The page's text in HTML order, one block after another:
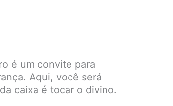
é um convite para
Aqui, você será
caixa é tocar o divino.